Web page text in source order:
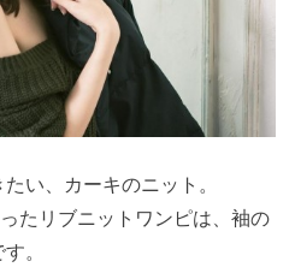
い、カーキのニット。
たリブニットワンピは、袖の
。